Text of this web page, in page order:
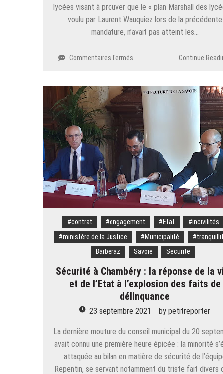
lycées visant à prouver que le « plan Marshall des
voulu par Laurent Wauquiez lors de la précédente
mandature, n’avait pas atteint les…
Commentaires fermés
régionaux
écologistes
et
gauche
alertent
sur
l’état
des
lycées
en
Auvergne
Rhône-
Alpes
Continue
#contrat #engagement #Etat
#incivilités
#ministère de la Justice
#Municipalité
Barberaz
Savoie Sécurité
Sécurité à Chambéry : la réponse de la
et de l’Etat à l’explosion des faits de
délinquance
23 septembre 2021 bypetitreporter
La dernière mouture du conseil municipal du 20
avait connu une première heure épicée : la minorité
attaquée au bilan en matière de sécurité de
Repentin, se servant notamment du triste fait divers